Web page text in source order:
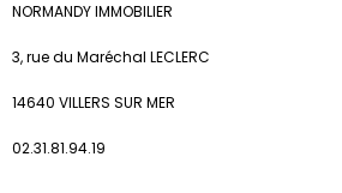
NORMANDY IMMOBILIER
3, rue du Maréchal LECLERC
14640 VILLERS SUR MER
02.31.81.94.19